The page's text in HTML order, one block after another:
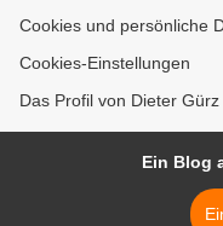
Cookies und persönliche
Cookies-Einstellungen
Das Profil von Dieter
Ein Blog